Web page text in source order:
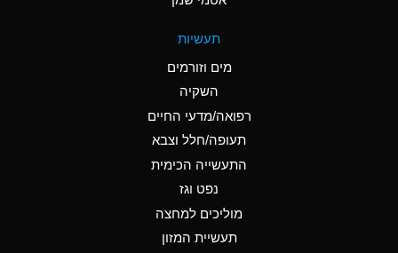
Ammonium Hydroxide
A
Ammonium Nitrate
Ammonium Nitrite
תעשיות
מים וזורמים
השקיה
רפואה/מדעי החיים
תעופה/חלל וצבא
התעשייה הכימית
נפט וגז
מוליכים למחצה
תעשיית המזון